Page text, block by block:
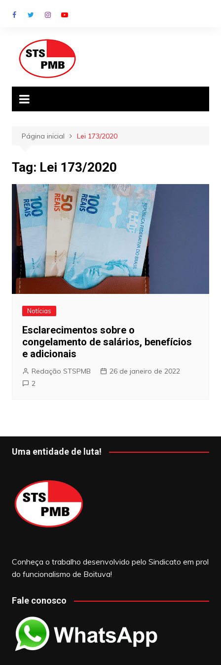
para
conteúdo
Página inicial Lei 173/2020
Tag: Lei 173/2020
Notícias
Esclarecimentos sobre o
congelamento de salários, benefícios
e adicionais
Redação STSPMB
26 de janeiro de 2022
2
Uma entidade de luta!
Conheça o trabalho desenvolvido pelo Sindicato em prol
do funcionalismo de Boituva!
Fale conosco